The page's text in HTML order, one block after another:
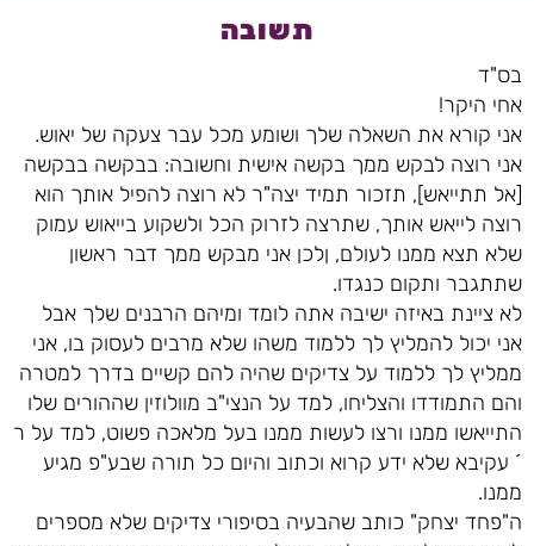
תשובה
בס"ד
אחי היקר!
אני קורא את השאלה שלך ושומע מכל עבר צעקה של יאוש.
אני רוצה לבקש ממך בקשה אישית וחשובה: בבקשה בבקשה
[אל תתייאש], תזכור תמיד יצה"ר לא רוצה להפיל אותך הוא
רוצה לייאש אותך, שתרצה לזרוק הכל ולשקוע בייאוש עמוק
שלא תצא ממנו לעולם, ןלכן אני מבקש ממך דבר ראשון
שתתגבר ותקום כנגדו.
לא ציינת באיזה ישיבה אתה לומד ומיהם הרבנים שלך אבל
אני יכול להמליץ לך ללמוד משהו שלא מרבים לעסוק בו, אני
ממליץ לך ללמוד על צדיקים שהיה להם קשיים בדרך למטרה
והם התמודדו והצליחו, למד על הנצי"ב מוולוזין שההורים שלו
התייאשו ממנו ורצו לעשות ממנו בעל מלאכה פשוט, למד על ר
´ עקיבא שלא ידע קרוא וכתוב והיום כל תורה שבע"פ מגיע
ממנו.
ה"פחד יצחק" כותב שהבעיה בסיפורי צדיקים שלא מספרים